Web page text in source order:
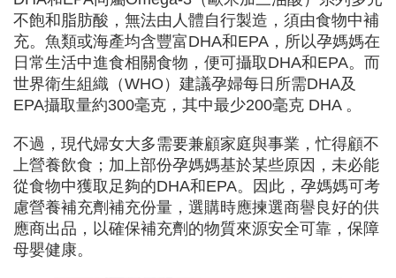
不飽和脂肪酸，無法由人體自行製造，須由食物中補
充。魚類或海產均含豐富DHA和EPA，所以孕媽媽在
日常生活中進食相關食物，便可攝取DHA和EPA。而
世界衛生組織（WHO）建議孕婦每日所需DHA及
EPA攝取量約300毫克，其中最少200毫克 DHA 。
不過，現代婦女大多需要兼顧家庭與事業，忙得顧不
上營養飲食；加上部份孕媽媽基於某些原因，未必能
從食物中獲取足夠的DHA和EPA。因此，孕媽媽可考
慮營養補充劑補充份量，選購時應揀選商譽良好的供
應商出品，以確保補充劑的物質來源安全可靠，保障
母嬰健康。